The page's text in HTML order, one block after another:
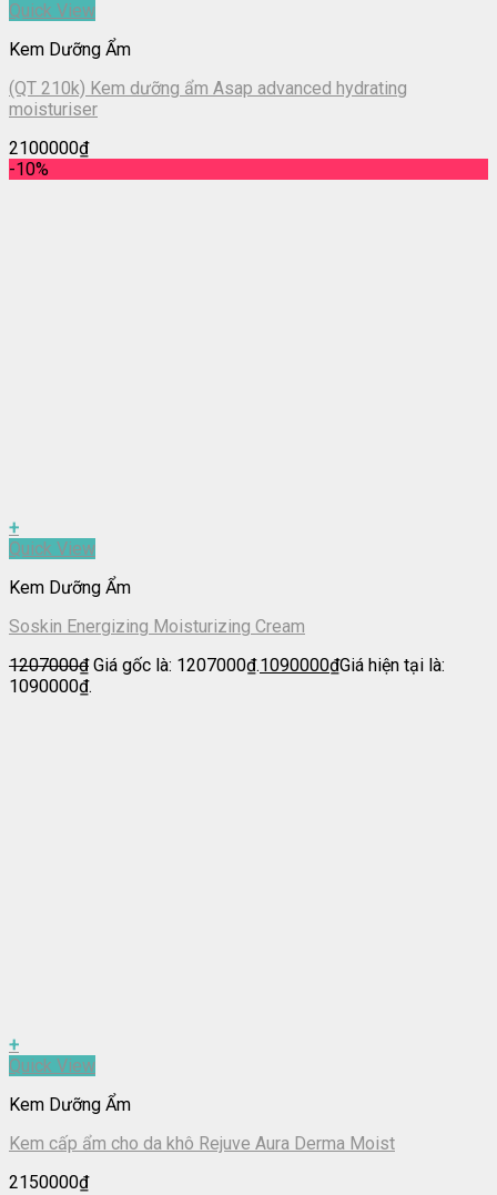
Quick View
Kem Dưỡng Ẩm
(QT 210k) Kem dưỡng ẩm Asap advanced hydrating
moisturiser
2100000₫
-10%
+
Quick View
Kem Dưỡng Ẩm
Soskin Energizing Moisturizing Cream
1207000₫ Giá gốc là: 1207000₫.1090000₫Giá hiện tại là:
1090000₫.
+
Quick View
Kem Dưỡng Ẩm
Kem cấp ẩm cho da khô Rejuve Aura Derma Moist
2150000₫